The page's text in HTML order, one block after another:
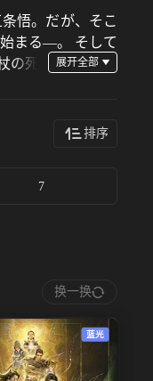
悟。だが、そこ
まる―。 そして
の死
排序
7
换一换
蓝光